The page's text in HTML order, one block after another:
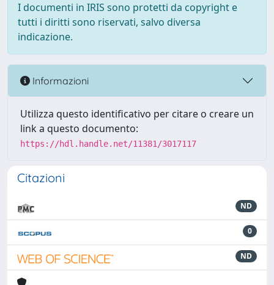
I documenti in IRIS sono protetti da copyright e
tutti i diritti sono riservati, salvo diversa
indicazione.
Informazioni
Utilizza questo identificativo per citare o creare un
link a questo documento:
https://hdl.handle.net/11381/3017117
Citazioni
ND
0
ND